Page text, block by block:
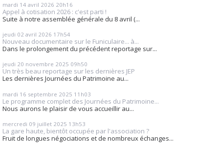
mardi 14 avril 2026 20h16
Appel à cotisation 2026 : c'est parti !
Suite à notre assemblée générale du 8 avril (...
jeudi 02 avril 2026 17h54
Nouveau documentaire sur le Funiculaire... à...
Dans le prolongement du précédent reportage sur...
jeudi 20 novembre 2025 09h50
Un très beau reportage sur les dernières JEP
Les dernières Journées du Patrimoine au...
mardi 16 septembre 2025 11h03
Le programme complet des Journées du Patrimoine...
Nous aurons le plaisir de vous accueillir au...
mercredi 09 juillet 2025 13h53
La gare haute, bientôt occupée par l'association ?
Fruit de longues négociations et de nombreux échanges...